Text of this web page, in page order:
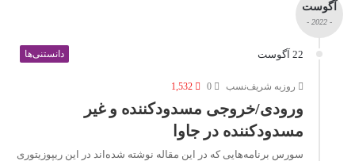
آگوست
- 2022 -
22 آگوست دانستنی‌ها
روزبه شریف‌نسب 0
1,532
ورودی/خروجی مسدودکننده و غیر
مسدودکننده در جاوا
سورس برنامه‌هایی که در این مقاله نوشته شده‌اند در این ریپوزیتوری